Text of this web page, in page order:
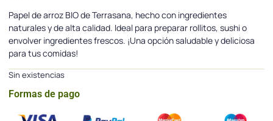
Papel de arroz BIO de Terrasana, hecho con ingredientes
naturales y de alta calidad. Ideal para preparar rollitos, sushi o
envolver ingredientes frescos. ¡Una opción saludable y deliciosa
para tus comidas!
Sin existencias
Formas de pago